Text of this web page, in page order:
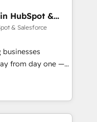
SMEs across the
into the growth
HubSpot &
& Salesforce
from day one —
Salesforce, we
across modern